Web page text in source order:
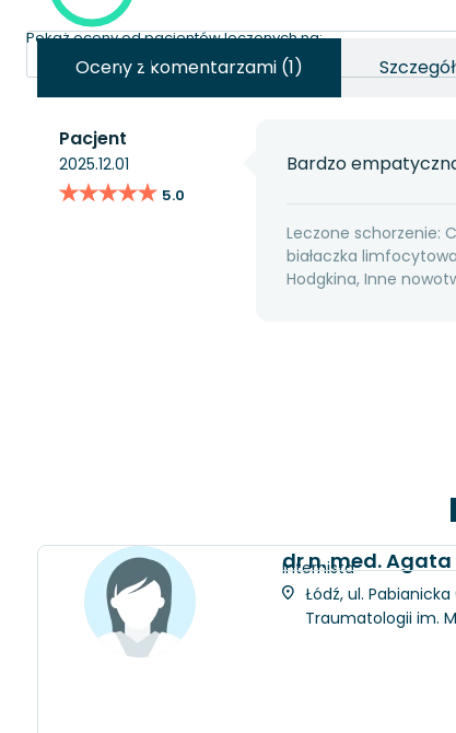
Pokaż oceny od pacjentów leczonych na:
Oceny z komentarzami (1)
Pacjent
2025.12.01
★★★★★
★★★★★ 5.0
Bardzo
Leczone schorzenie:
białaczka
Hodgkina, Inne
dr n. med.
Internista
Łódź, ul.
Traumatologii im.